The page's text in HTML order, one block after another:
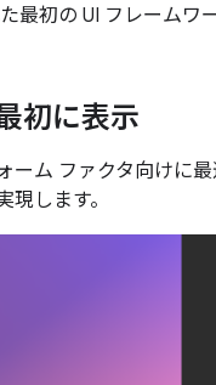
最初の UI フレームワー
初に表示
ーム ファクタ向けに
します。